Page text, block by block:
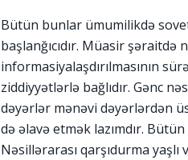
Bütün bunlar ümumilikdə
başlanğıcıdır. Müasir
informasiyalaşdırılmasının
ziddiyyətlərlə bağlıdır. Gənc
dəyərlər mənəvi dəyərlərdən
də əlavə etmək lazımdır.
Nəsillərarası qarşıdurma